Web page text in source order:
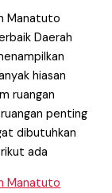
Manatuto
Daerah
hiasan
ruangan
penting
dibutuhkan
ada
Manatuto